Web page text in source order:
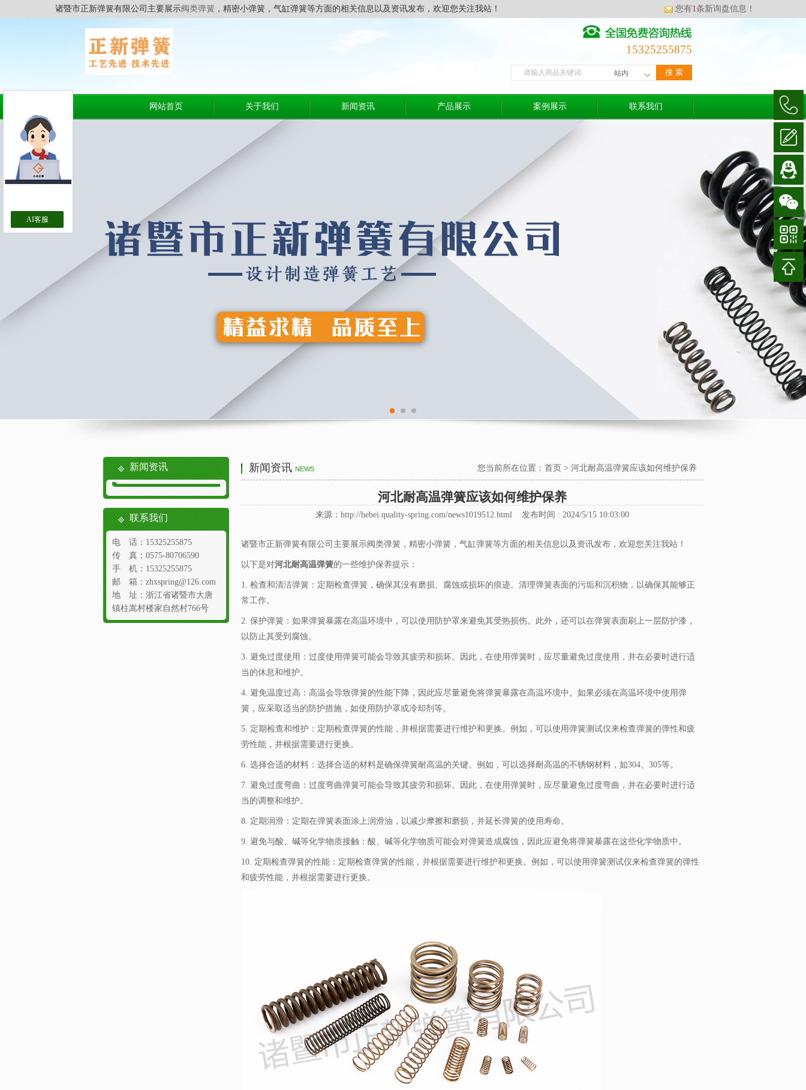
诸暨市正新弹簧有限公司主要展示阀类弹簧 ，精密小弹簧，气缸弹簧等方面的相关信息以及资讯发布，欢迎您关注我站！ 您有1条新询盘信息！
15325255875
网站首页 关于我们 新闻资讯 产品展示 案例展示 联系我们
新闻资讯
联系我们
电 话：15325255875
传 真：0575-80706590
手 机：15325255875
邮 箱：zhxspring@126.com
地 址：浙江省诸暨市大唐
镇柱嵩村楼家自然村766号
新闻资讯 NEWS 您当前所在位置： 首页 > 河北耐高温弹簧应该如何维护保养
河北耐高温弹簧应该如何维护保养
来源：http://hebei.quality-spring.com/news1019512.html 发布时间 : 2024/5/15 10:03:00
诸暨市正新弹簧有限公司主要展示阀类弹簧 ，精密小弹簧，气缸弹簧等方面的相关信息以及资讯发布，欢迎您关注我站！
以下是对河北耐高温弹簧的一些维护保养提示：
1. 检查和清洁弹簧：定期检查弹簧，确保其没有磨损、腐蚀或损坏的痕迹。清理弹簧表面的污垢和沉积物，以确保其能够正
常工作。
2. 保护弹簧：如果弹簧暴露在高温环境中，可以使用防护罩来避免其受热损伤。此外，还可以在弹簧表面刷上一层防护漆，
以防止其受到腐蚀。
3. 避免过度使用：过度使用弹簧可能会导致其疲劳和损坏。因此，在使用弹簧时，应尽量避免过度使用，并在必要时进行适
当的休息和维护。
4. 避免温度过高：高温会导致弹簧的性能下降，因此应尽量避免将弹簧暴露在高温环境中。如果必须在高温环境中使用弹
簧，应采取适当的防护措施，如使用防护罩或冷却剂等。
5. 定期检查和维护：定期检查弹簧的性能，并根据需要进行维护和更换。例如，可以使用弹簧测试仪来检查弹簧的弹性和疲
劳性能，并根据需要进行更换。
6. 选择合适的材料：选择合适的材料是确保弹簧耐高温的关键。例如，可以选择耐高温的不锈钢材料，如304、305等。
7. 避免过度弯曲：过度弯曲弹簧可能会导致其疲劳和损坏。因此，在使用弹簧时，应尽量避免过度弯曲，并在必要时进行适
当的调整和维护。
8. 定期润滑：定期在弹簧表面涂上润滑油，以减少摩擦和磨损，并延长弹簧的使用寿命。
9. 避免与酸、碱等化学物质接触：酸、碱等化学物质可能会对弹簧造成腐蚀，因此应避免将弹簧暴露在这些化学物质中。
10. 定期检查弹簧的性能：定期检查弹簧的性能，并根据需要进行维护和更换。例如，可以使用弹簧测试仪来检查弹簧的弹性
和疲劳性能，并根据需要进行更换。
AI客服